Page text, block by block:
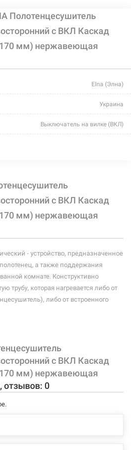
Полотенцесушитель
с ВКЛ Каскад
мм) нержавеющая
Elna (Элна)
Украина
Выключатель на вилке (ВКЛ)
1010 мм
стационарный
правосторонний
нержавеющая сталь
с ВКЛ Каскад
мм) нержавеющая
- устройство, предназначенное
а также поддержания
комнате. Конструктивно
трубу, которая нагревается либо от
либо от встроенного
станет
изделия, а также комплектация
без уведомления. За
магазин ответственности
с ВКЛ Каскад
мм) нержавеющая
, отзывов: 0